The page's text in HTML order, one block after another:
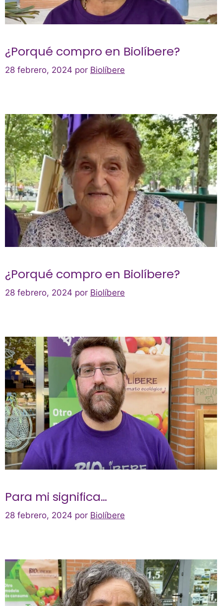
¿Porqué compro en Biolíbere?
28 febrero, 2024 por Biolíbere
¿Porqué compro en Biolíbere?
28 febrero, 2024 por Biolíbere
Para mi significa…
28 febrero, 2024 por Biolíbere